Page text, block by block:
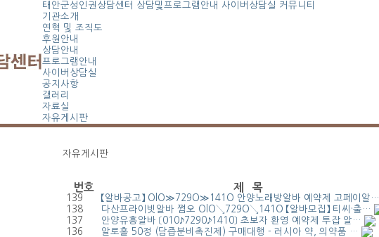
태안군성인권상담센터 상담및프로그램안내 사이버상담실 커뮤니티
기관소개
연혁 및 조직도
후원안내
상담안내
프로그램안내
사이버상담실
공지사항
갤러리
자료실
자유게시판
자유게시판
번호 제 목
139 【알바공고】 OlO≫729O≫141O 안양노래방알바 예약제 고페이알…
138
다산프라이빗알바 쩜오 OlO↘729O↘141O 【알바모집】 티씨·출…
137
안양유흥알바 〔010♪7290♪1410〕 초보자 환영 예약제 투잡 알…
136
알로홀 50정 (담즙분비촉진제) 구매대행 - 러시아 약, 의약품 …